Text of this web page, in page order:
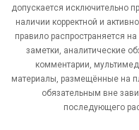
допускается исключительно
наличии корректной и
правило распространяется
заметки, аналитические
комментарии,
материалы, размещённые на
обязательным вне
последующего